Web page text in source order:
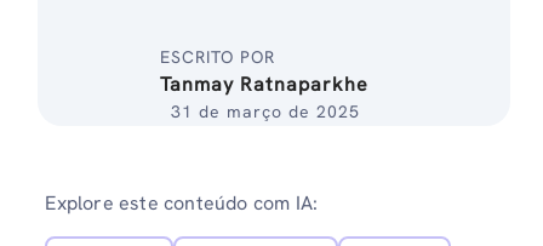
ESCRITO POR
Tanmay Ratnaparkhe
31 de março de 2025
Explore este conteúdo com IA: